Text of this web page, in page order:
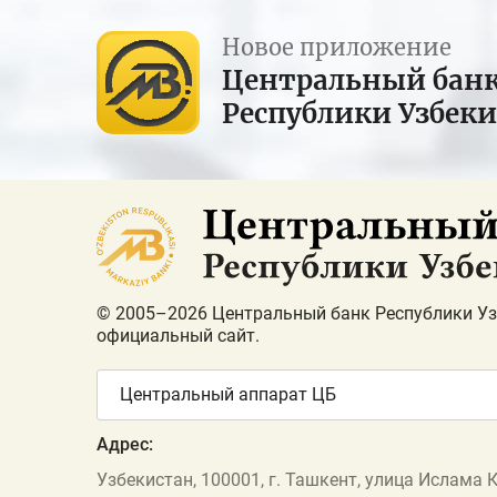
Новое приложение
Центральный
Республики
© 2005–2026 Центральный банк Республики
официальный сайт.
Центральный аппарат ЦБ
Адрес:
Узбекистан, 100001, г. Ташкент, улица Ислама